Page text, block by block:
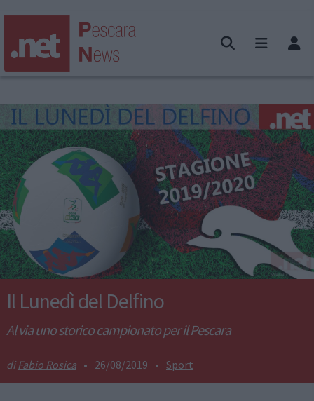
Il Lunedì del Delfino
Al via uno storico campionato per il Pescara
Fabio Rosica • 26/08/2019 • Sport